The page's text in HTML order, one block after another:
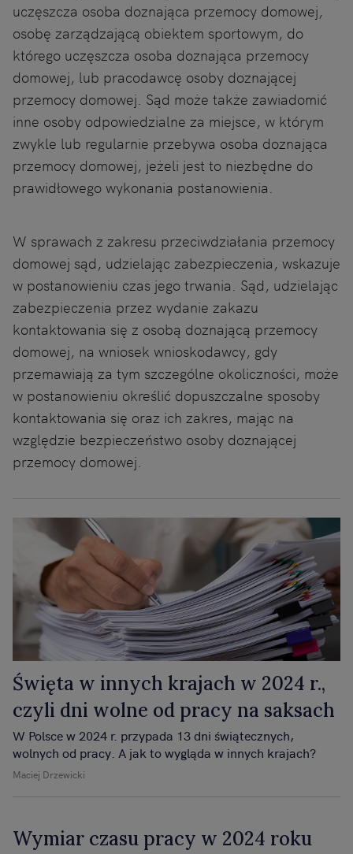
uczęszcza osoba doznająca przemocy domowej,
osobę zarządzającą obiektem sportowym, do
którego uczęszcza osoba doznająca przemocy
domowej, lub pracodawcę osoby doznającej
przemocy domowej. Sąd może także zawiadomić
inne osoby odpowiedzialne za miejsce, w którym
zwykle lub regularnie przebywa osoba doznająca
przemocy domowej, jeżeli jest to niezbędne do
prawidłowego wykonania postanowienia.
W sprawach z zakresu przeciwdziałania przemocy
domowej sąd, udzielając zabezpieczenia, wskazuje
w postanowieniu czas jego trwania. Sąd, udzielając
zabezpieczenia przez wydanie zakazu
kontaktowania się z osobą doznającą przemocy
domowej, na wniosek wnioskodawcy, gdy
przemawiają za tym szczególne okoliczności, może
w postanowieniu określić dopuszczalne sposoby
kontaktowania się oraz ich zakres, mając na
względzie bezpieczeństwo osoby doznającej
przemocy domowej.
Święta w innych krajach w 2024 r.,
czyli dni wolne od pracy na saksach
Maciej Drzewicki
W Polsce w 2024 r. przypada 13 dni świątecznych,
wolnych od pracy. A jak to wygląda w innych krajach?
Wymiar czasu pracy w 2024 roku